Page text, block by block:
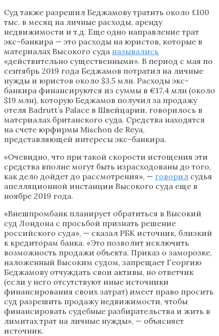
Суд также разрешил Беджамову тратить около £100
тыс. в месяц на личные расходы, аренду
недвижимости и т.д. Еще одно направление трат
экс-банкира — это расходы на юристов, которые в
материалах Высокого суда назывались
«действительно существенными». В период с мая по
сентябрь 2019 года Беджамов потратил на личные
нужды и юристов около $3,5 млн. Расходы экс-
банкира финансируются из суммы в €17,4 млн (около
$19 млн), которую Беджамов получил за продажу
отеля Badrutt’s Palace в Швейцарии, говорилось в
материалах британского суда. Средства находятся
на счете юрфирмы Mischon de Reya,
представляющей интересы экс-банкира.
«Очевидно, что при такой скорости истощения эти
средства вполне могут быть израсходованы до того,
как дело дойдет до рассмотрения», — говорил судья
апелляционной инстанции Высокого суда еще в
ноябре 2019 года.
«Внешпромбанк планирует обратиться в Высокий
суд Лондона с просьбой признать решение
российского суда», — сказал РБК источник, близкий
к кредиторам банка. «Это позволит исключить
возможность продажи объекта. Приказ о заморозке,
наложенный Высоким судом, запрещает Георгию
Беджамову отчуждать свои активы, но ответчик
(если у него отсутствуют иные источники
финансирования своих затрат) имеет право просить
суд разрешить продажу недвижимости, чтобы
финансировать судебные разбирательства и жить в
лимитах трат на личные нужды», — объясняет
источник.